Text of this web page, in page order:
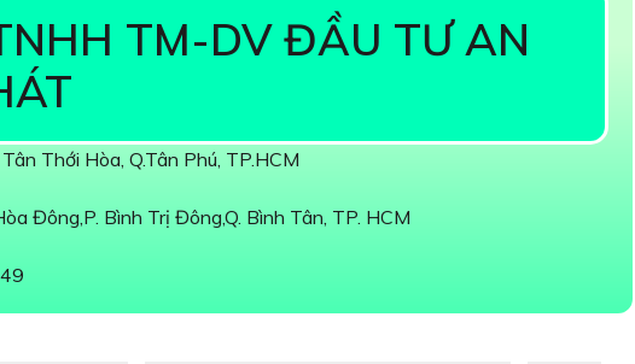
TM-DV ĐẦU TƯ AN
Thới Hòa, Q.Tân Phú, TP.HCM
Đông,P. Bình Trị Đông,Q. Bình Tân, TP. HCM